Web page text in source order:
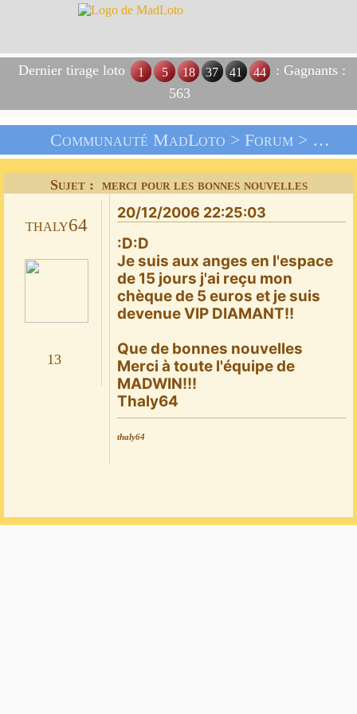
Dernier tirage loto 1 5 18 37 41 44
: Gagnants :
563
Communauté MadLoto > Forum> Livre
Sujet : merci pour les bonnes nouvelles
thaly64
13
20/12/2006 22:25:03
:D:D
Je suis aux anges en l'espace
de 15 jours j'ai reçu mon
chèque de 5 euros et je suis
devenue VIP DIAMANT!!
Que de bonnes nouvelles
Merci à toute l'équipe de
MADWIN!!!
Thaly64
thaly64